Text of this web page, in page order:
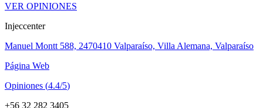
VER OPINIONES
Injeccenter
Manuel Montt 588, 2470410 Valparaíso, Villa Alemana, Valparaíso
Página Web
Opiniones (4.4/5)
+56 32 282 3405